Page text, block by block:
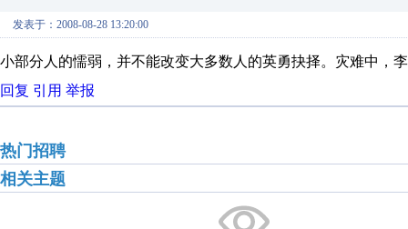
发表于：2008-08-28 13:20:00
小部分人的懦弱，并不能改变大多数人的英勇抉择。灾难中，
回复 引用 举报
热门招聘
相关主题